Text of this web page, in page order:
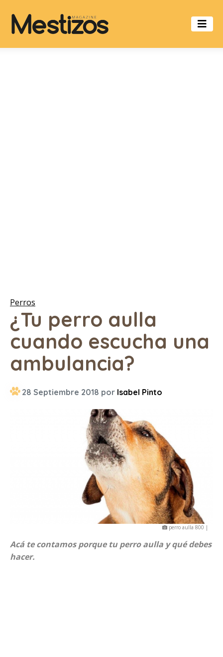
Perros
¿Tu perro aulla
cuando escucha una
ambulancia?
28 Septiembre 2018 por Isabel Pinto
perro aulla 800 |
Acá te contamos porque tu perro aulla y qué debes
hacer.